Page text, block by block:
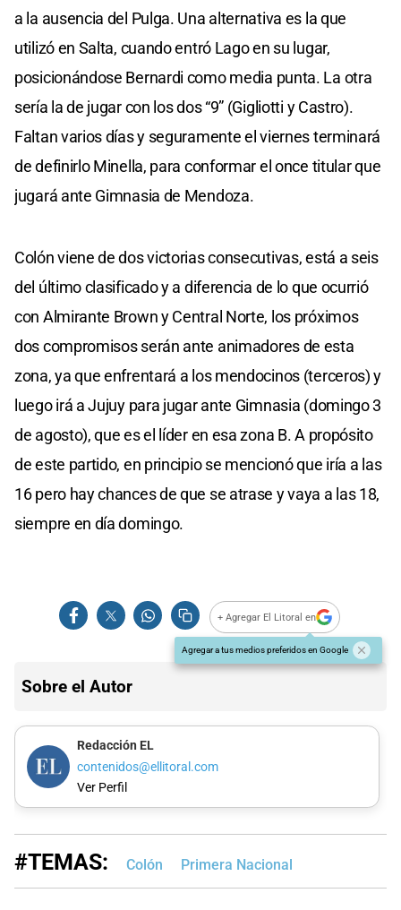
a la ausencia del Pulga. Una alternativa es la que
utilizó en Salta, cuando entró Lago en su lugar,
posicionándose Bernardi como media punta. La otra
sería la de jugar con los dos “9” (Gigliotti y Castro).
Faltan varios días y seguramente el viernes terminará
de definirlo Minella, para conformar el once titular que
jugará ante Gimnasia de Mendoza.
Colón viene de dos victorias consecutivas, está a seis
del último clasificado y a diferencia de lo que ocurrió
con Almirante Brown y Central Norte, los próximos
dos compromisos serán ante animadores de esta
zona, ya que enfrentará a los mendocinos (terceros) y
luego irá a Jujuy para jugar ante Gimnasia (domingo 3
de agosto), que es el líder en esa zona B. A propósito
de este partido, en principio se mencionó que iría a las
16 pero hay chances de que se atrase y vaya a las 18,
siempre en día domingo.
+ Agregar El Litoral en
Agregar a tus medios preferidos en Google
Sobre el Autor
Redacción EL
contenidos@ellitoral.com
Ver Perfil
#TEMAS: Colón Primera Nacional